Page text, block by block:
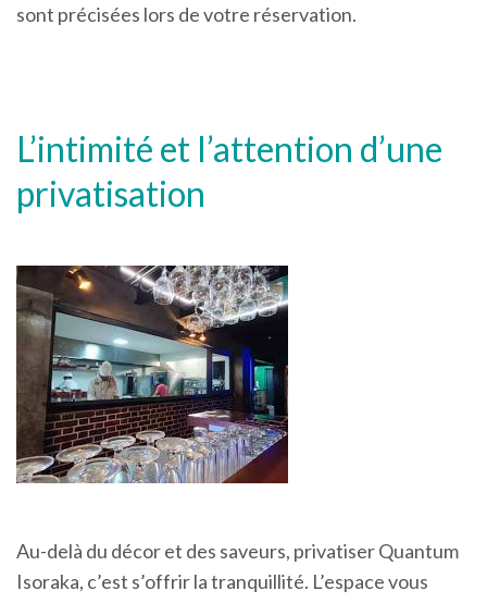
sont précisées lors de votre réservation.
L’intimité et l’attention d’une
privatisation
Au-delà du décor et des saveurs, privatiser Quantum
Isoraka, c’est s’offrir la tranquillité. L’espace vous